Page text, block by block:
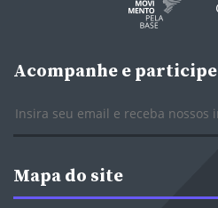
Acompanhe e participe
Mapa do site